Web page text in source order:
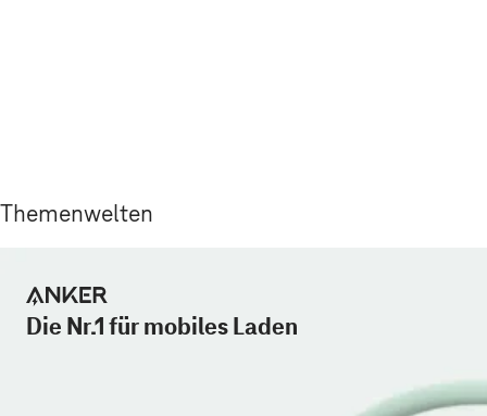
Themenwelten
Die Nr.1 für mobiles Laden